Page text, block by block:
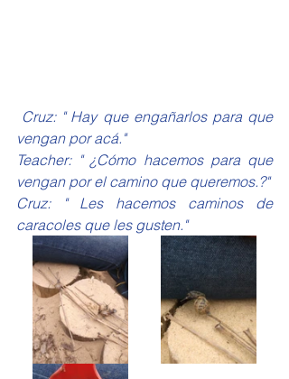
vengan por acá."
Teacher: " ¿Cómo hacemos para que
vengan por el camino que queremos.?"
Cruz: " Les hacemos caminos de
caracoles que les gusten."